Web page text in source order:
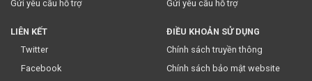
Gửi yêu cầu hỗ trợ
Gửi yêu cầu hỗ trợ
LIÊN KẾT
Twitter
Facebook
ĐIỀU KHOẢN SỬ DỤNG
Chính sách truyền thông
Chính sách bảo mật website